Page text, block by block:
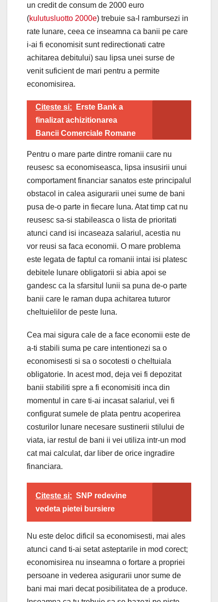
un credit de consum de 2000 euro
(kulutusluotto 2000e) trebuie sa-l rambursezi in
rate lunare, ceea ce inseamna ca banii pe care
i-ai fi economisit sunt redirectionati catre
achitarea debitului) sau lipsa unei surse de
venit suficient de mari pentru a permite
economisirea.
Citeste si:
Erste Bank a
finalizat achizitionarea
Bancii Comerciale Romane
Pentru o mare parte dintre romanii care nu
reusesc sa economiseasca, lipsa insusirii unui
comportament financiar sanatos este principalul
obstacol in calea asigurarii unei sume de bani
pusa de-o parte in fiecare luna. Atat timp cat nu
reusesc sa-si stabileasca o lista de prioritati
atunci cand isi incaseaza salariul, acestia nu
vor reusi sa faca economii. O mare problema
este legata de faptul ca romanii intai isi platesc
debitele lunare obligatorii si abia apoi se
gandesc ca la sfarsitul lunii sa puna de-o parte
banii care le raman dupa achitarea tuturor
cheltuielilor de peste luna.
Cea mai sigura cale de a face economii este de
a-ti stabili suma pe care intentionezi sa o
economisesti si sa o socotesti o cheltuiala
obligatorie. In acest mod, deja vei fi depozitat
banii stabiliti spre a fi economisiti inca din
momentul in care ti-ai incasat salariul, vei fi
configurat sumele de plata pentru acoperirea
costurilor lunare necesare sustinerii stilului de
viata, iar restul de bani ii vei utiliza intr-un mod
cat mai calculat, dar liber de orice ingradire
financiara.
Citeste si: SNP redevine
vedeta pietei bursiere
Nu este deloc dificil sa economisesti, mai ales
atunci cand ti-ai setat asteptarile in mod corect;
economisirea nu inseamna o fortare a propriei
persoane in vederea asigurarii unor sume de
bani mai mari decat posibilitatea de a produce.